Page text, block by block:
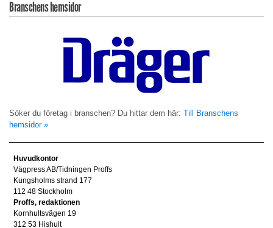
Branschens hemsidor
Söker du företag i branschen? Du hittar dem här: Till Branschens
hemsidor »
Huvudkontor
Vägpress AB/Tidningen Proffs
Kungsholms strand 177
112 48 Stockholm
Proffs, redaktionen
Kornhultsvägen 19
312 53 Hishult